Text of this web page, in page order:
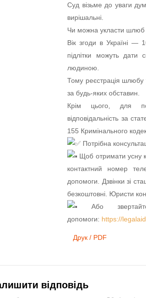
Суд візьме до уваги
вирішальні.
Чи можна укласти шлюб
Вік згоди в Україні —
підлітки можуть дати
людиною.
Тому реєстрація шлюбу
за будь-яких обставин.
Крім цього, для
відповідальність за
155 Кримінального
Потрібна
Щоб отримати усну
контактний номер
допомоги. Дзвінки зі
безкоштовні. Юристи
Або
допомоги: https://
Друк / PDF
відповідь